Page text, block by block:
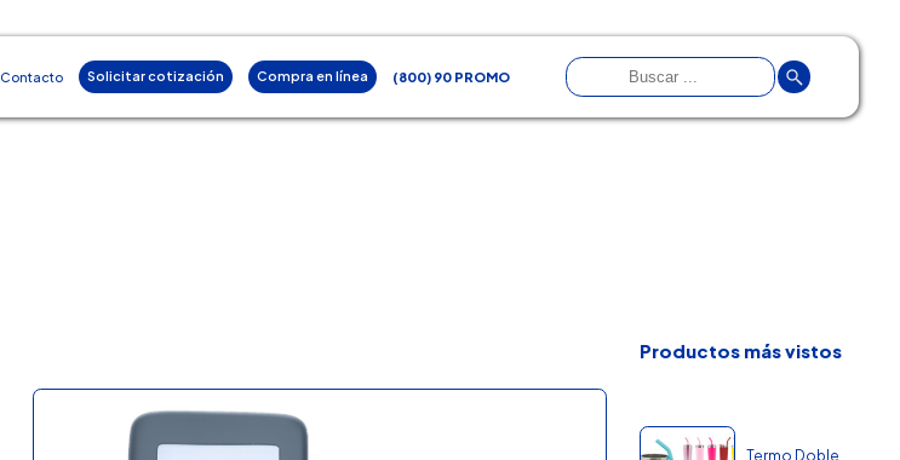
Contacto Solicitar cotización Compra en línea (800) 90 PROMO
Productos más vistos
Termo Doble